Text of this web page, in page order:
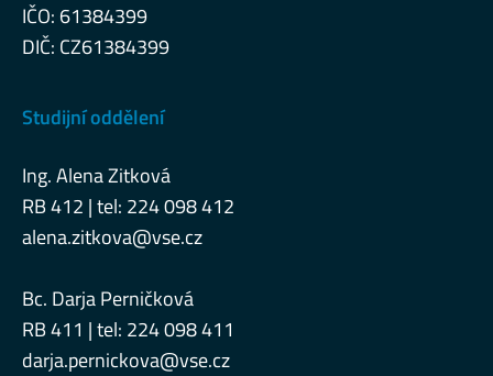
IČO: 61384399
DIČ: CZ61384399
Studijní oddělení
Ing. Alena Zitková
RB 412 | tel: 224 098 412
alena.zitkova@vse.cz
Bc. Darja Perničková
RB 411 | tel: 224 098 411
darja.pernickova@vse.cz